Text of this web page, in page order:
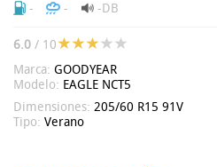
- - -DB
6.0 / 10
Marca: GOODYEAR
Modelo: EAGLE NCT5
Dimensiones: 205/60 R15 91V
Tipo: Verano